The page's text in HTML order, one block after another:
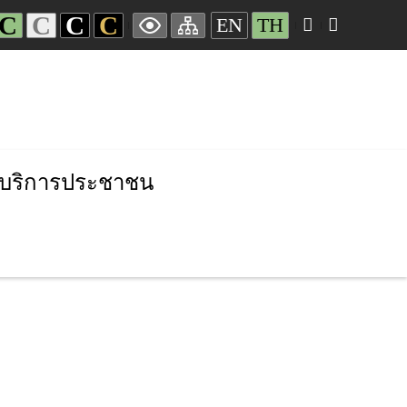
C C C EN TH
ริการประชาชน